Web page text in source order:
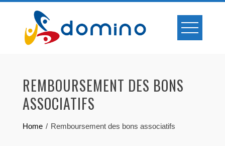
content
REMBOURSEMENT DES BONS
ASSOCIATIFS
Home Remboursement des bons associatifs